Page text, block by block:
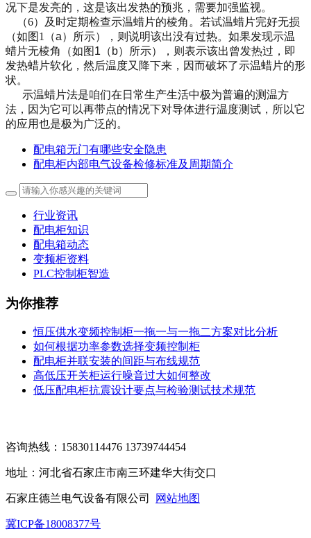
况下是发亮的，这是该出发热的预兆， 需要加强监视。
（6）及时定期检查示温蜡片的棱角。若试温蜡片完好无损
（如图 1 （a）所示），则说明该出没有过热。如果发现示温
蜡片无棱角（如图 1 （ b）所示），则表示该出曾发热过，即
发热蜡片软化，然后温度又降下来，因而破坏了示温蜡片的形
状。
示温蜡片法是咱们在日常生产生活中极为普遍的测温方
法， 因为它可以再带点的情况下对导体进行温度测试，所以它
的应用也是极为广泛的。
配电箱无门有哪些安全隐患
配电柜内部电气设备检修标准及周期简介
行业资讯
配电柜知识
配电箱动态
变频柜资料
PLC控制柜智造
为你推荐
恒压供水变频控制柜一拖一与一拖二方案对比分析
如何根据功率参数选择变频控制柜
配电柜并联安装的间距与布线规范
高低压开关柜运行噪音过大如何整改
低压配电柜抗震设计要点与检验测试技术规范
咨询热线：15830114476 13739744454
地址：河北省石家庄市南三环建华大街交口
石家庄德兰电气设备有限公司 网站地图
冀ICP备18008377号